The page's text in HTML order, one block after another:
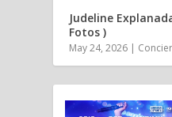
Judeline
Fotos )
May 24, 2026 |